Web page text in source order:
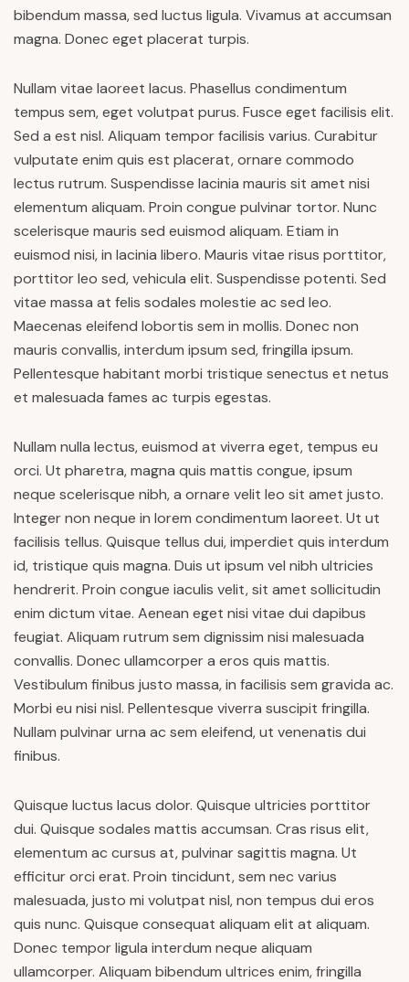
bibendum massa, sed luctus ligula. Vivamus at accumsan
magna. Donec eget placerat turpis.
Nullam vitae laoreet lacus. Phasellus condimentum
tempus sem, eget volutpat purus. Fusce eget facilisis elit.
Sed a est nisl. Aliquam tempor facilisis varius. Curabitur
vulputate enim quis est placerat, ornare commodo
lectus rutrum. Suspendisse lacinia mauris sit amet nisi
elementum aliquam. Proin congue pulvinar tortor. Nunc
scelerisque mauris sed euismod aliquam. Etiam in
euismod nisi, in lacinia libero. Mauris vitae risus porttitor,
porttitor leo sed, vehicula elit. Suspendisse potenti. Sed
vitae massa at felis sodales molestie ac sed leo.
Maecenas eleifend lobortis sem in mollis. Donec non
mauris convallis, interdum ipsum sed, fringilla ipsum.
Pellentesque habitant morbi tristique senectus et netus
et malesuada fames ac turpis egestas.
Nullam nulla lectus, euismod at viverra eget, tempus eu
orci. Ut pharetra, magna quis mattis congue, ipsum
neque scelerisque nibh, a ornare velit leo sit amet justo.
Integer non neque in lorem condimentum laoreet. Ut ut
facilisis tellus. Quisque tellus dui, imperdiet quis interdum
id, tristique quis magna. Duis ut ipsum vel nibh ultricies
hendrerit. Proin congue iaculis velit, sit amet sollicitudin
enim dictum vitae. Aenean eget nisi vitae dui dapibus
feugiat. Aliquam rutrum sem dignissim nisi malesuada
convallis. Donec ullamcorper a eros quis mattis.
Vestibulum finibus justo massa, in facilisis sem gravida ac.
Morbi eu nisi nisl. Pellentesque viverra suscipit fringilla.
Nullam pulvinar urna ac sem eleifend, ut venenatis dui
finibus.
Quisque luctus lacus dolor. Quisque ultricies porttitor
dui. Quisque sodales mattis accumsan. Cras risus elit,
elementum ac cursus at, pulvinar sagittis magna. Ut
efficitur orci erat. Proin tincidunt, sem nec varius
malesuada, justo mi volutpat nisl, non tempus dui eros
quis nunc. Quisque consequat aliquam elit at aliquam.
Donec tempor ligula interdum neque aliquam
ullamcorper. Aliquam bibendum ultrices enim, fringilla